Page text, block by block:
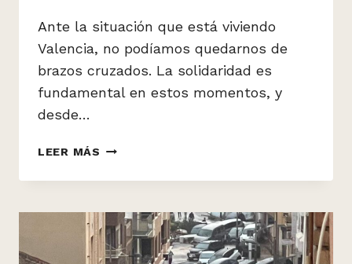
Ante la situación que está viviendo
Valencia, no podíamos quedarnos de
brazos cruzados. La solidaridad es
fundamental en estos momentos, y
desde…
LEER MÁS ¡VAMOS,